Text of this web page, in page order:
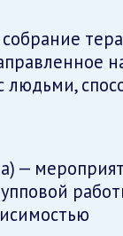
людьми,
—